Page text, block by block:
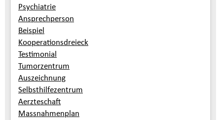
Psychiatrie
Ansprechperson
Beispiel
Kooperationsdreieck
Testimonial
Tumorzentrum
Auszeichnung
Selbsthilfezentrum
Aerzteschaft
Massnahmenplan